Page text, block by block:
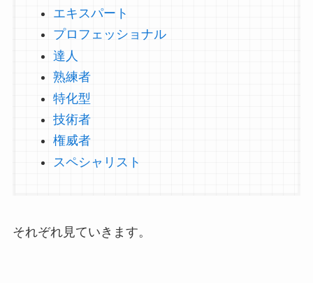
エキスパート
プロフェッショナル
達人
熟練者
特化型
技術者
権威者
スペシャリスト
それぞれ見ていきます。